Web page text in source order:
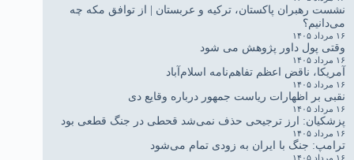
نشست رهبران پاکستان، ترکیه و عربستان | از توافق مکه چه
می‌دانیم؟
۱۶ مرداد ۱۴۰۵
وقتی پول داور پژوهش می شود
۱۶ مرداد ۱۴۰۵
آمریکا، ناقض اعظم تفاهم‌نامه اسلام‌آباد
۱۶ مرداد ۱۴۰۵
نقبی بر اظهارات ریاست جمهور درباره وقایع دی
۱۶ مرداد ۱۴۰۵
پزشکیان: ارز ترجیحی حذف نمی‌شد قحطی در جنگ قطعی بود
۱۶ مرداد ۱۴۰۵
ترامپ: جنگ با ایران به زودی تمام می‌شود
۱۶ مرداد ۱۴۰۵